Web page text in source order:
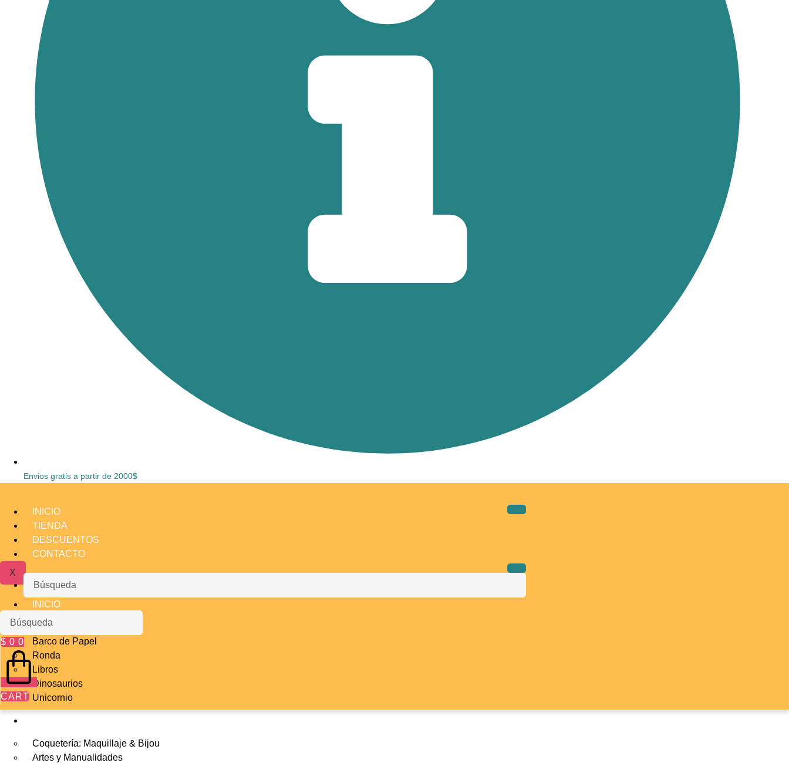
Envios gratis a partir de 2000$
INICIO
TIENDA
DESCUENTOS
CONTACTO
X
Búsqueda
INICIO
DESTACADOS
Barco de Papel
Ronda
Libros
Dinosaurios
Unicornio
Coquetería: Maquillaje & Bijou
Artes y Manualidades
Búsqueda
$ 0 0
CART